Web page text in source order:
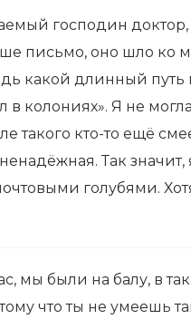
господин
письмо, оно шло ко
какой длинный
в колониях». Я не
такого кто-то ещё
Так
голубями.
мы были на балу, в
что ты не умеешь